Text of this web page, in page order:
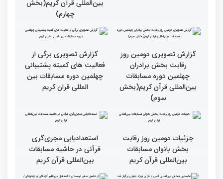
کشورهای زیادی رفته‌ام اما
حضور در ایران آرزویم بود
رقابت بخش برادران
چهلمین دوره مسابقات
بین‌المللی قرآن کریم(بخش
چهارم)
رقابت بخش برادران
چهلمین دوره مسابقات
بین‌المللی قرآن کریم(بخش
سوم)
فعالیت های کمیته پشتیبانی
چهلمین دوره مسابقات بین
المللی قران کریم